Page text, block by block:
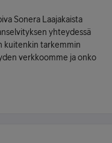
Sonera Laajakaista
yhteydessä
kuitenkin tarkemmin
verkkoomme ja onko